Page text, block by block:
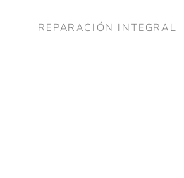
REPARACIÓN INTEGRAL